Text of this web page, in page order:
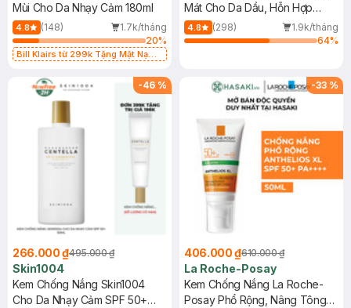
Mùi Cho Da Nhạy Cảm 180ml
4.8 (148)
1.7k/tháng
20%
Bill Klairs từ 299k Tặng Mặt Nạ
25ml (SL Có Hạn)
Mát Cho Da Dầu, Hỗn Hợp
400ml
4.8 (298)
1.9k/tháng
64%
-46 %
266.000 ₫495.000 ₫
Skin1004
Kem Chống Nắng Skin1004
Cho Da Nhạy Cảm SPF 50+
-33 %
406.000 ₫610.000 ₫
La Roche-Posay
Kem Chống Nắng La Roche-
Posay Phổ Rộng, Nâng Tông